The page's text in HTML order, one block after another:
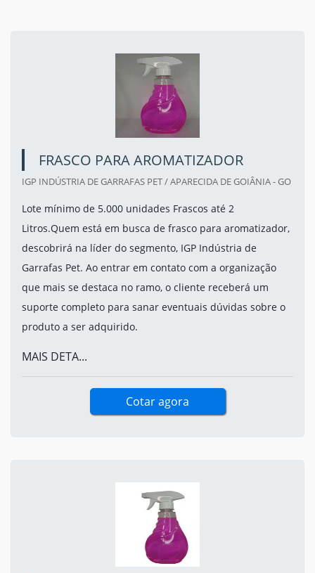
FRASCO PARA AROMATIZADOR
IGP INDÚSTRIA DE GARRAFAS PET / APARECIDA DE GOIÂNIA - GO
Lote mínimo de 5.000 unidades Frascos até 2
Litros.Quem está em busca de frasco para aromatizador,
descobrirá na líder do segmento, IGP Indústria de
Garrafas Pet. Ao entrar em contato com a organização
que mais se destaca no ramo, o cliente receberá um
suporte completo para sanar eventuais dúvidas sobre o
produto a ser adquirido.
MAIS DETA...
Cotar agora